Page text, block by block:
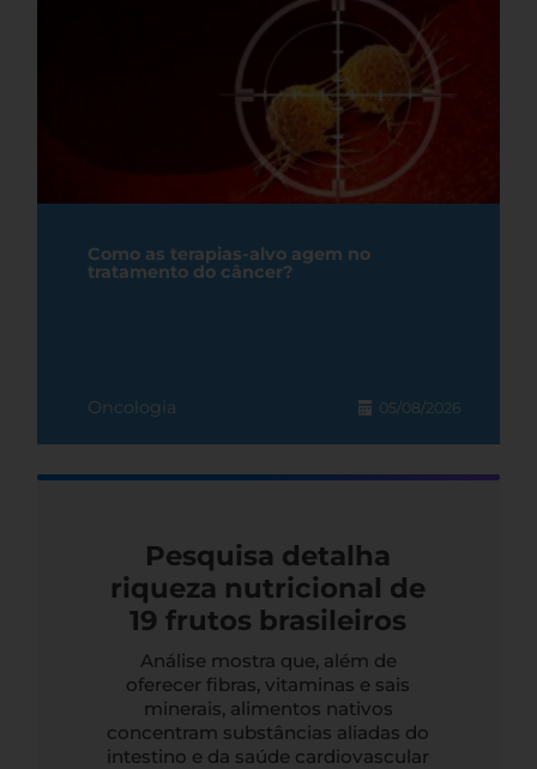
Como as terapias-alvo agem no
tratamento do câncer?
Oncologia 05/08/2026
Pesquisa detalha
riqueza nutricional de
19 frutos brasileiros
Análise mostra que, além de
oferecer fibras, vitaminas e sais
minerais, alimentos nativos
concentram substâncias aliadas do
intestino e da saúde cardiovascular